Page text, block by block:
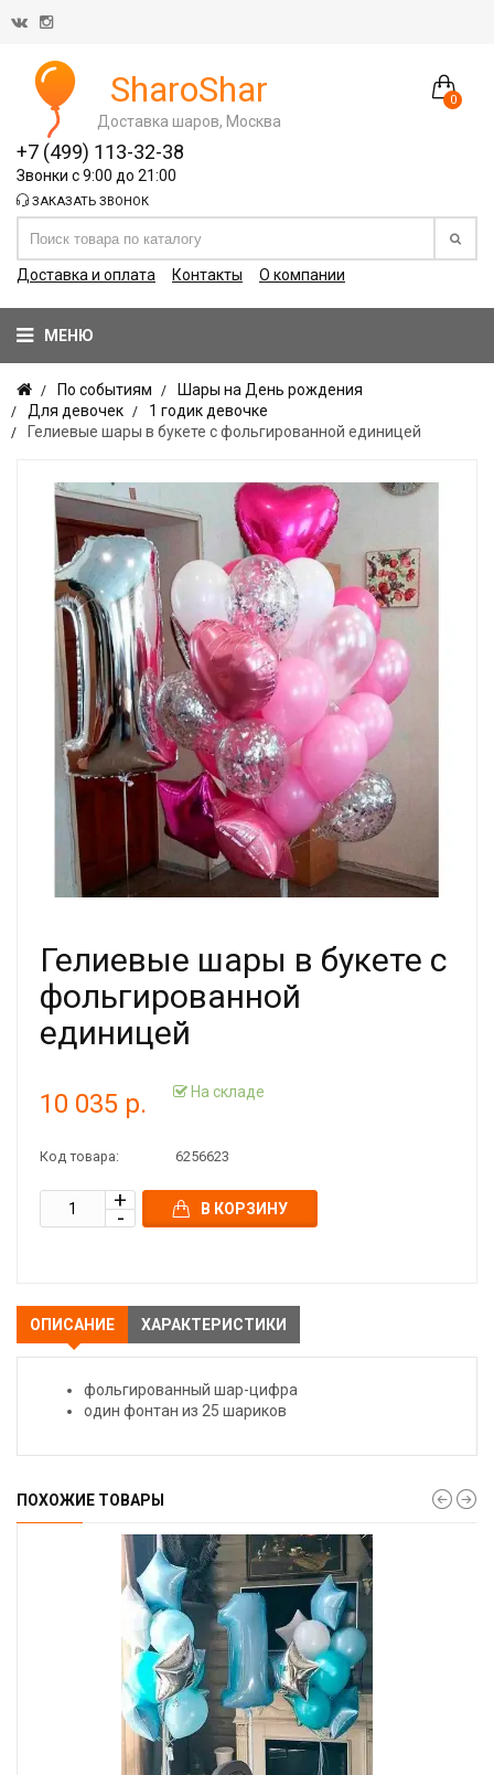
0
SharoShar
Доставка шаров, Москва
+7 (499) 113-32-38
Звонки с 9:00 до 21:00
ЗАКАЗАТЬ ЗВОНОК
Доставка и оплата Контакты О компании
МЕНЮ
По событиям
Шары на День рождения
Для девочек
1 годик девочке
Гелиевые шары в букете с фольгированной единицей
Гелиевые шары в букете с
фольгированной
единицей
10 035 р. На складе
Код товара: 6256623
В КОРЗИНУ
ОПИСАНИЕ ХАРАКТЕРИСТИКИ
фольгированный шар-цифра
один фонтан из 25 шариков
ПОХОЖИЕ ТОВАРЫ